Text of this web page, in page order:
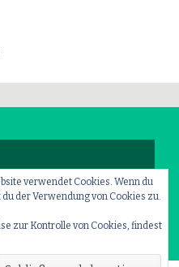
verwendet Cookies. Wenn du
der Verwendung von Cookies zu.
zur Kontrolle von Cookies, findest